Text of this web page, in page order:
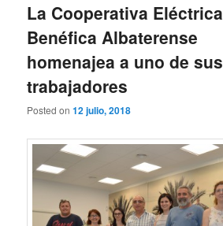
La Cooperativa Eléctrica
Benéfica Albaterense
homenajea a uno de sus
trabajadores
Posted on12 julio, 2018